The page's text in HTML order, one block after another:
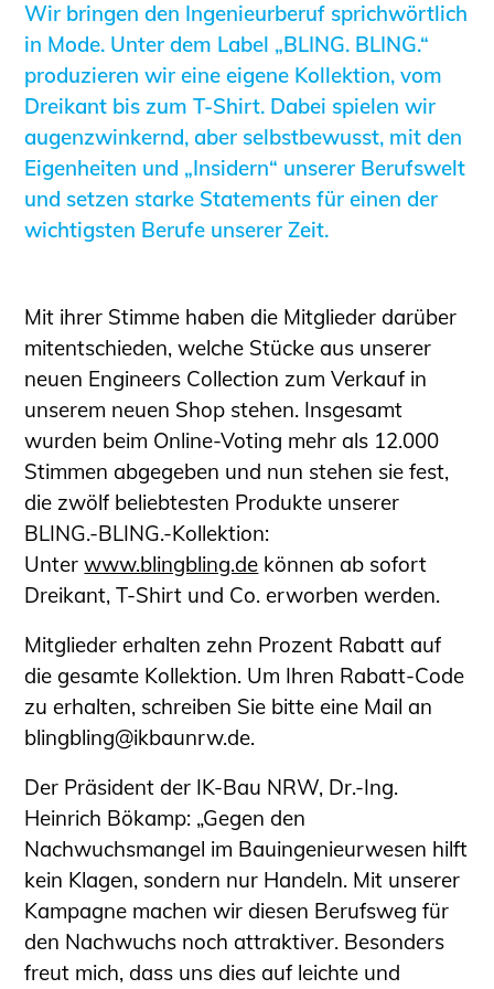
Sachkundige für Zustands- und
Funktionsprüfung privater
Abwasserleitungen
Vereinbarungen mit
Ingenieurkammern
Büronachfolge
Zusatzqualifikationen
Geschützter Bereich
Verbraucher
Ingenieursuche (Mitglieder der IK-Bau
NRW)
Fachlisten
Bauherren-ABC
Informationen für Schülerinnen,
Schüler und Studierende
Projekte für Schülerinnen und Schüler
START.ING. Das Studierenden Praxis-
Programm
Wettbewerbe für Studierende
BLING.BLING.
Kammer Newsletter
Kontakt und Anfahrt
Impressum
Datenschutz
Ingenieurakademie West
Wir bringen den Ingenieurberuf sprichwörtlich
in Mode. Unter dem Label „BLING. BLING.“
produzieren wir eine eigene Kollektion, vom
Dreikant bis zum T-Shirt. Dabei spielen wir
augenzwinkernd, aber selbstbewusst, mit den
Eigenheiten und „Insidern“ unserer Berufswelt
und setzen starke Statements für einen der
wichtigsten Berufe unserer Zeit.
Mit ihrer Stimme haben die Mitglieder darüber
mitentschieden, welche Stücke aus unserer
neuen Engineers Collection zum Verkauf in
unserem neuen Shop stehen. Insgesamt
wurden beim Online-Voting mehr als 12.000
Stimmen abgegeben und nun stehen sie fest,
die zwölf beliebtesten Produkte unserer
BLING.-BLING.-Kollektion:
Unterwww.blingbling.de können ab sofort
Dreikant, T-Shirt und Co. erworben werden.
Mitglieder erhalten zehn Prozent Rabatt auf
die gesamte Kollektion. Um Ihren Rabatt-Code
zu erhalten, schreiben Sie bitte eine Mail an
blingbling@ikbaunrw.de.
Der Präsident der IK-Bau NRW, Dr.-Ing.
Heinrich Bökamp: „Gegen den
Nachwuchsmangel im Bauingenieurwesen hilft
kein Klagen, sondern nur Handeln. Mit unserer
Kampagne machen wir diesen Berufsweg für
den Nachwuchs noch attraktiver. Besonders
freut mich, dass uns dies auf leichte und